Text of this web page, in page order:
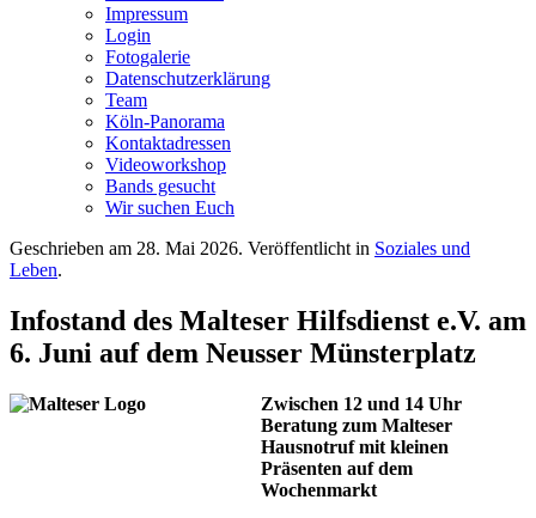
Impressum
Login
Fotogalerie
Datenschutzerklärung
Team
Köln-Panorama
Kontaktadressen
Videoworkshop
Bands gesucht
Wir suchen Euch
Geschrieben am 28. Mai 2026. Veröffentlicht in Soziales und
Leben.
Infostand des Malteser Hilfsdienst e.V. am
6. Juni auf dem Neusser Münsterplatz
Zwischen 12 und 14 Uhr
Beratung zum Malteser
Hausnotruf mit kleinen
Präsenten auf dem
Wochenmarkt